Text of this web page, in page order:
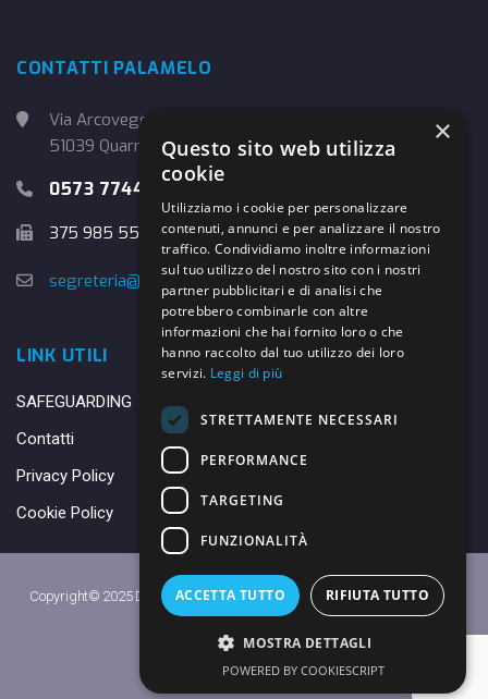
CONTATTI PALAMELO
Via Arcoveggio, 4
51039 Quarrata (PT)
0573 774457
375 985 5526
segreteria@danybasket.it
LINK UTILI
SAFEGUARDING
Contatti
Privacy Policy
Cookie Policy
Copyright© 2025 DANY BASKET QUARRATA S.S.D.A.R.L. -Privacy Policy
Made with ♥ by
×
Questo sito web utilizza
cookie
Utilizziamo i cookie per personalizzare
contenuti, annunci e per analizzare il nostro
traffico. Condividiamo inoltre informazioni
sul tuo utilizzo del nostro sito con i nostri
partner pubblicitari e di analisi che
potrebbero combinarle con altre
informazioni che hai fornito loro o che
hanno raccolto dal tuo utilizzo dei loro
servizi. Leggi di più
STRETTAMENTE NECESSARI
PERFORMANCE
TARGETING
FUNZIONALITÀ
ACCETTA TUTTO RIFIUTA TUTTO
MOSTRA DETTAGLI
POWERED BY COOKIESCRIPT